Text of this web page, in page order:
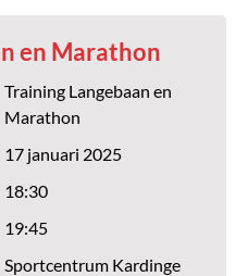
en Marathon
Training Langebaan en
Marathon
17 januari 2025
18:30
19:45
Sportcentrum Kardinge